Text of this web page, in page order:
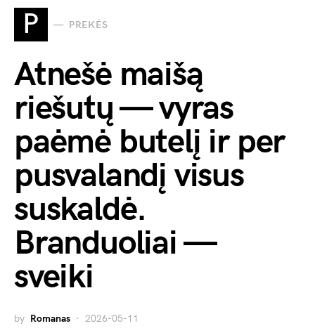
P PREKĖS
Atnešė maišą
riešutų — vyras
paėmė butelį ir per
pusvalandį visus
suskaldė.
Branduoliai —
sveiki
by Romanas 2026-05-11